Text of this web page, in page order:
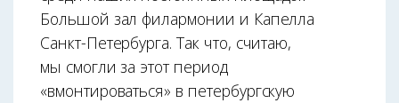
Большой зал филармонии и Капелла
Санкт-Петербурга. Так что, считаю,
мы смогли за этот период
«вмонтироваться» в петербургскую